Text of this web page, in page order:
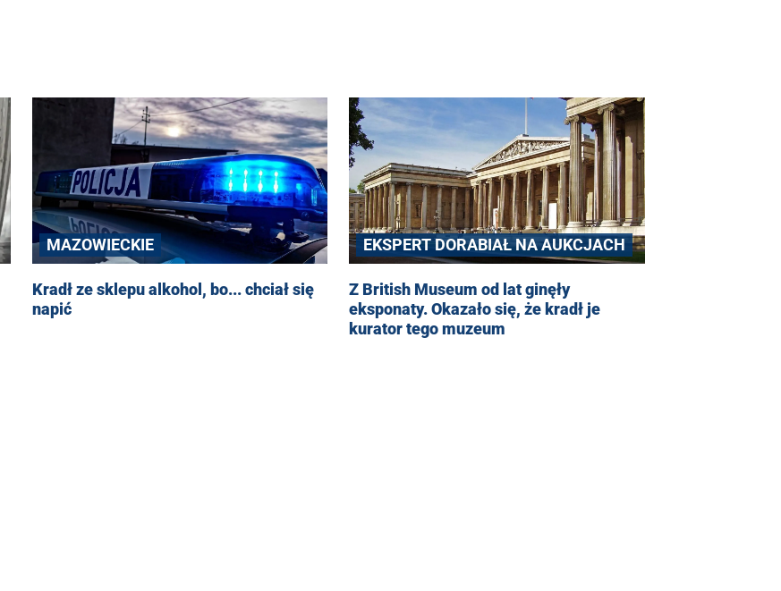
MAZOWIECKIE
Kradł ze sklepu alkohol, bo... chciał się
napić
EKSPERT DORABIAŁ NA AUKCJACH
Z British Museum od lat ginęły
eksponaty. Okazało się, że kradł je
kurator tego muzeum